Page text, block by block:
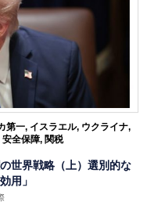
第一, イスラエル, ウクライナ,
安全保障, 関税
世界戦略（上）選別的な
用」